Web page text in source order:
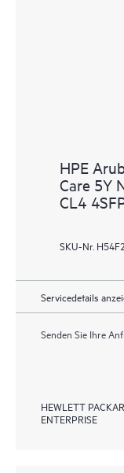
HPE
Care 5Y
CL4
SKU-Nr.
Servicedetails
Senden Sie Ihre
HEWLETT
ENTERPRISE